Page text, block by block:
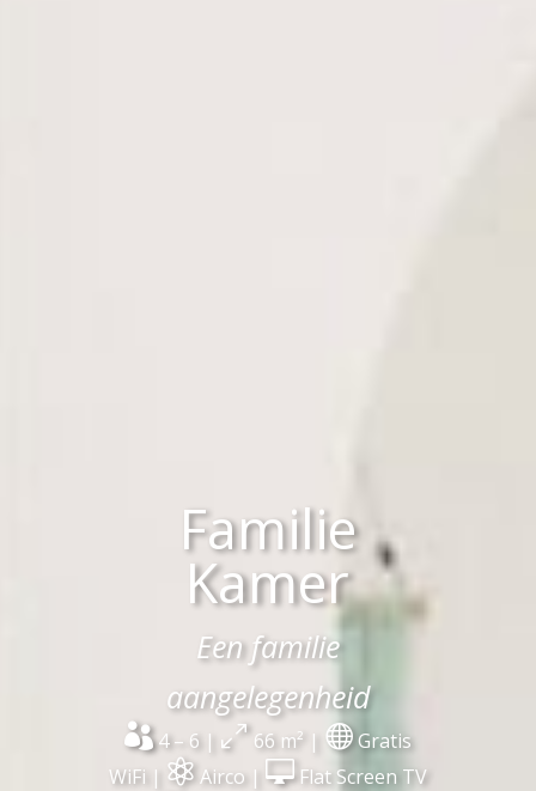
Familie
Kamer
Een familie
aangelegenheid
4 – 6 | 066 m² | Gratis
WiFi | Airco | Flat Screen TV